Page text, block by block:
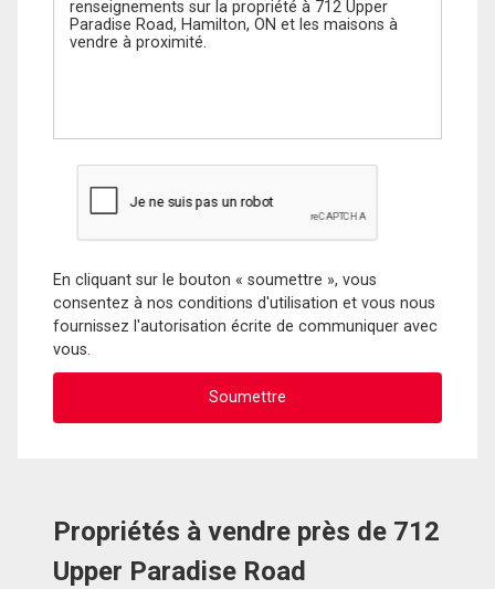
En cliquant sur le bouton « soumettre », vous
consentez à nos conditions d'utilisation et vous nous
fournissez l'autorisation écrite de communiquer avec
vous.
Propriétés à vendre près de 712
Upper Paradise Road